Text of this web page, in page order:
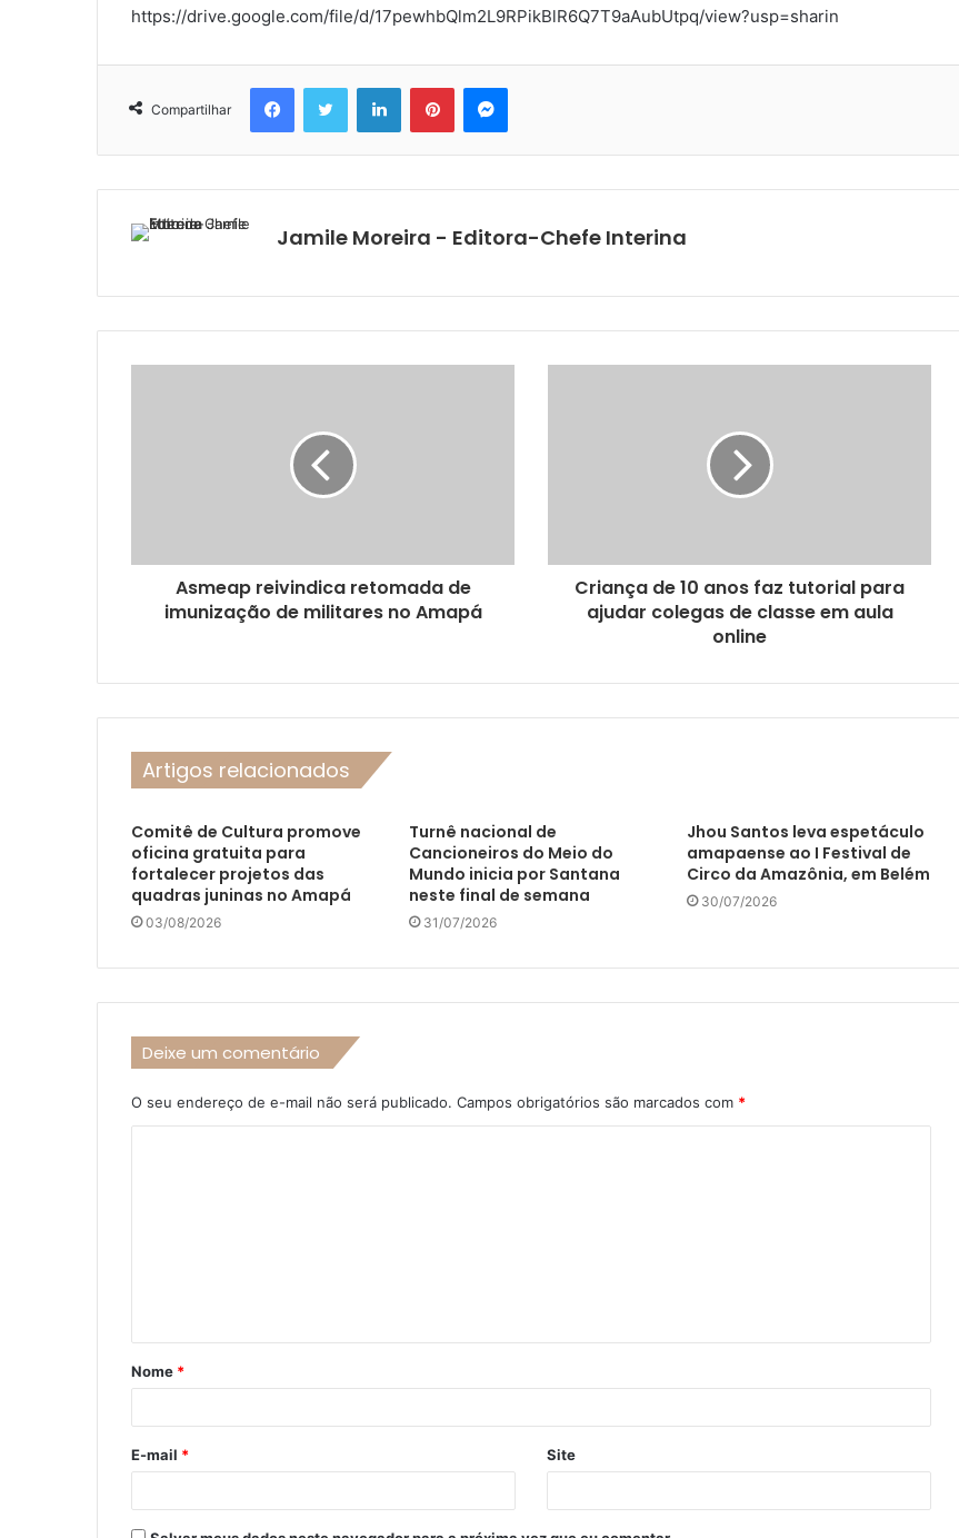
https://drive.google.com/file/d/17pewhbQlm2L9RPikBlR6Q7T9aAubUtpq/view?usp=sharin
Compartilhar
FacebookTwitter LinkedinPinterestMessenger
Jamile Moreira - Editora-Chefe Interina
Asmeap reivindica retomada de
imunização de militares no Amapá
Criança de 10 anos faz tutorial para
ajudar colegas de classe em aula
online
Artigos relacionados
Comitê de Cultura promove
oficina gratuita para
fortalecer projetos das
quadras juninas no Amapá
03/08/2026
Turnê nacional de
Cancioneiros do Meio do
Mundo inicia por Santana
neste final de semana
31/07/2026
Jhou Santos leva espetáculo
amapaense ao I Festival de
Circo da Amazônia, em Belém
30/07/2026
Deixe um comentário
O seu endereço de e-mail não será publicado. Campos obrigatórios são marcados com *
á
r
*
Nome *
E-mail * Site